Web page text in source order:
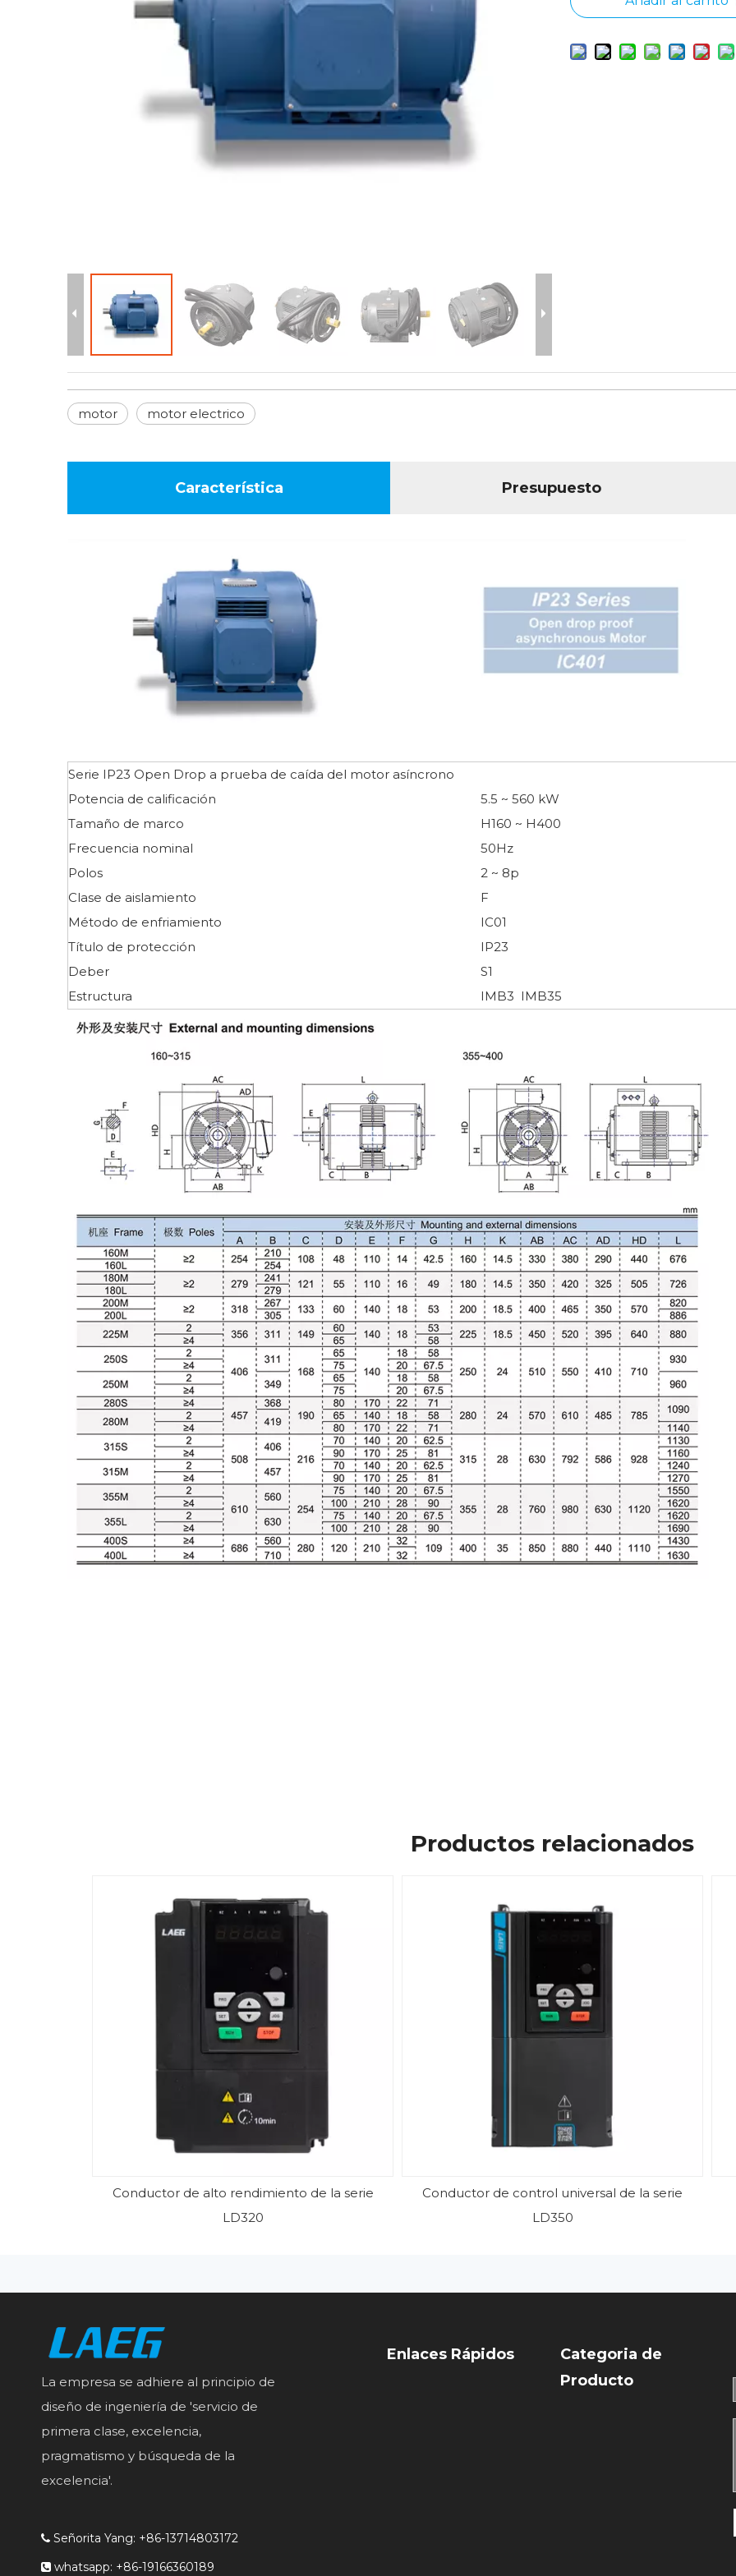
motor motor electrico
Característica Presupuesto
Serie IP23 Open Drop a prueba de caída del motor asíncrono
Potencia de calificación
5.5 ~ 560 kW
Tamaño de marco
H160 ~ H400
Frecuencia nominal
50Hz
Polos
2 ~ 8p
Clase de aislamiento
F
Método de enfriamiento
IC01
Título de protección
IP23
Deber
S1
Estructura
IMB3 IMB35
Productos relacionados
Conductor de alto rendimiento de la serie
LD320
Conductor de control universal de la serie
LD350
La empresa se adhiere al principio de
diseño de ingeniería de 'servicio de
primera clase, excelencia,
pragmatismo y búsqueda de la
excelencia'.
 Señorita Yang: +86-13714803172
 whatsapp: +86-19166360189
Enlaces Rápidos
Categoria de
Producto